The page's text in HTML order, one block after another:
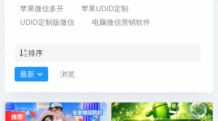
苹果微信多开
苹果UDID定制
UDID定制版微信
电脑微信营销软件
排序
最新 浏览
推荐